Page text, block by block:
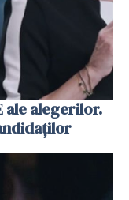
ale alegerilor.